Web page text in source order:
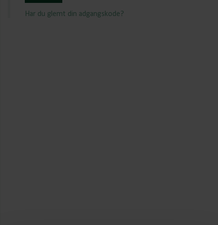
Har du glemt din adgangskode?